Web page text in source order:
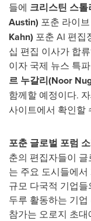
들에 크리스틴 스톨
Austin) 포춘 라이브
Kahn) 포춘 AI 편집
십 편집 이사가 합
이자 국제 뉴스 특
르 누갈리(Noor
함께할 예정이다.
사이트에서 확인할
포춘 글로벌 포럼
춘의 편집자들이 글
는 주요 도시들에서
규모 다국적 기업들
두루 활동하는 기업
참가는 오로지 초대